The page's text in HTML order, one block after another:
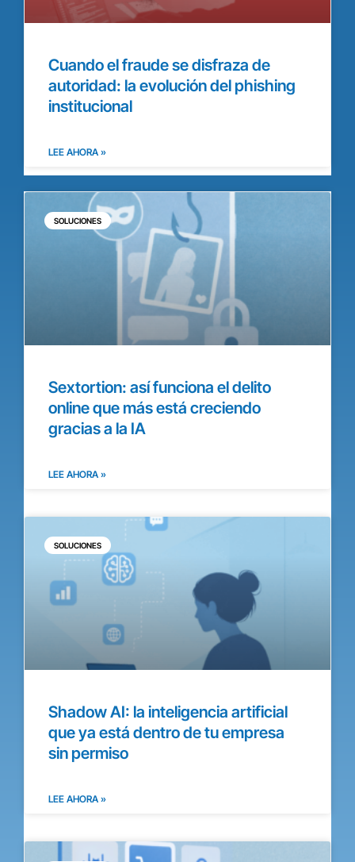
Cuando el fraude se disfraza de
autoridad: la evolución del phishing
institucional
LEE AHORA »
SOLUCIONES
Sextortion: así funciona el delito
online que más está creciendo
gracias a la IA
LEE AHORA »
SOLUCIONES
Shadow AI: la inteligencia artificial
que ya está dentro de tu empresa
sin permiso
LEE AHORA »